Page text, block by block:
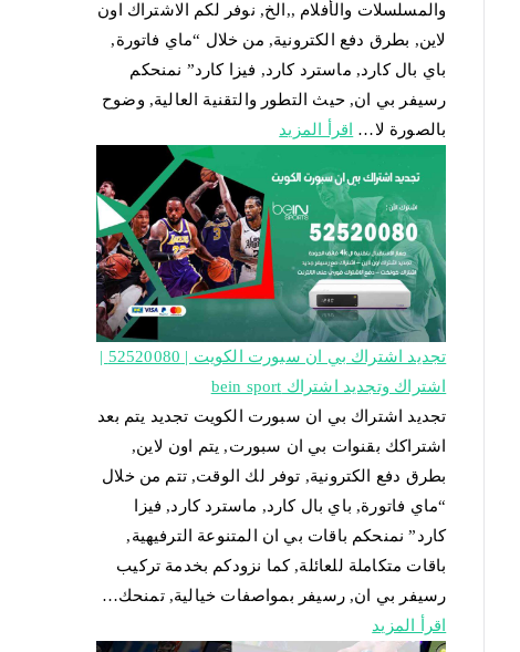
والمسلسلات والأفلام ,,الخ, نوفر لكم الاشتراك اون
لاين, بطرق دفع الكترونية, من خلال “ماي فاتورة,
باي بال كارد, ماسترد كارد, فيزا كارد” نمنحكم
رسيفر بي ان, حيث التطور والتقنية العالية, وضوح
بالصورة لا…
اقرأ المزيد
تجديد اشتراك بي ان سبورت الكويت | 52520080 |
اشتراك وتجديد اشتراك bein sport
تجديد اشتراك بي ان سبورت الكويت تجديد يتم بعد
اشتراكك بقنوات بي ان سبورت, يتم اون لاين,
بطرق دفع الكترونية, توفر لك الوقت, تتم من خلال
“ماي فاتورة, باي بال كارد, ماسترد كارد, فيزا
كارد” نمنحكم باقات بي ان المتنوعة الترفيهية,
باقات متكاملة للعائلة, كما نزودكم بخدمة تركيب
رسيفر بي ان, رسيفر بمواصفات خيالية, تمنحك…
اقرأ المزيد